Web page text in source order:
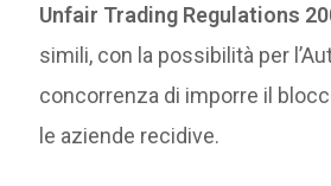
Unfair Trading Regulations
simili, con la possibilità per
concorrenza di imporre il
le aziende recidive.